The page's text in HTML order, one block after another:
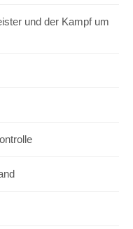
und der Kampf um